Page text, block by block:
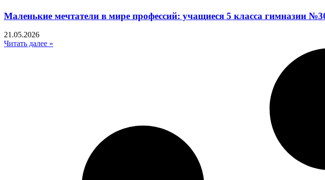
Маленькие мечтатели в мире профессий: учащиеся 5 класса гимназии
21.05.2026
Читать далее »